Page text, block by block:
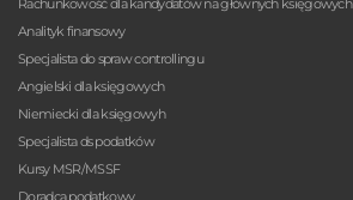
Rachunkowość dla kandydatów na głównych księgowych
Analityk finansowy
Specjalista do spraw controllingu
Angielski dla księgowych
Niemiecki dla księgowyh
Specjalista ds podatków
Kursy MSR/MSSF
Doradca podatkowy